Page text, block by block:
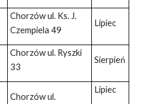
Chorzów ul. Ks. J.
Czempiela 49
Lipiec
Chorzów ul. Ryszki
33
Sierpień
Chorzów ul.
Lipiec